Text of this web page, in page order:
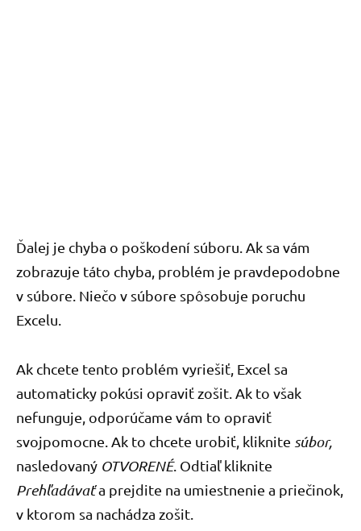
Ďalej je chyba o poškodení súboru. Ak sa vám
zobrazuje táto chyba, problém je pravdepodobne
v súbore. Niečo v súbore spôsobuje poruchu
Excelu.
Ak chcete tento problém vyriešiť, Excel sa
automaticky pokúsi opraviť zošit. Ak to však
nefunguje, odporúčame vám to opraviť
svojpomocne. Ak to chcete urobiť, kliknite súbor,
nasledovaný OTVORENÉ. Odtiaľ kliknite
Prehľadávaťa prejdite na umiestnenie a priečinok,
v ktorom sa nachádza zošit.